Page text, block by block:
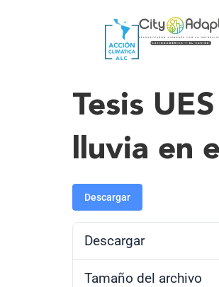
Tesis
lluvia en
Descargar
Descargar
Tamaño del archivo